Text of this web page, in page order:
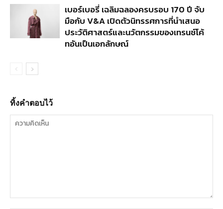
เบอร์เบอรี่ เฉลิมฉลองครบรอบ 170 ปี จับ
มือกับ V&A เปิดตัวนิทรรศการที่นำเสนอ
ประวัติศาสตร์และนวัตกรรมของเทรนช์โค้
ทอันเป็นเอกลักษณ์
ทิ้งคำตอบไว้